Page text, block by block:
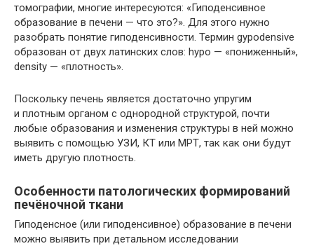
томографии, многие интересуются: «Гиподенсивное
образование в печени — что это?». Для этого нужно
разобрать понятие гиподенсивности. Термин gypodensive
образован от двух латинских слов: hypo — «пониженный»,
density — «плотность».
Поскольку печень является достаточно упругим
и плотным органом с однородной структурой, почти
любые образования и изменения структуры в ней можно
выявить с помощью УЗИ, КТ или МРТ, так как они будут
иметь другую плотность.
Особенности патологических формирований
печёночной ткани
Гиподенсное (или гиподенсивное) образование в печени
можно выявить при детальном исследовании